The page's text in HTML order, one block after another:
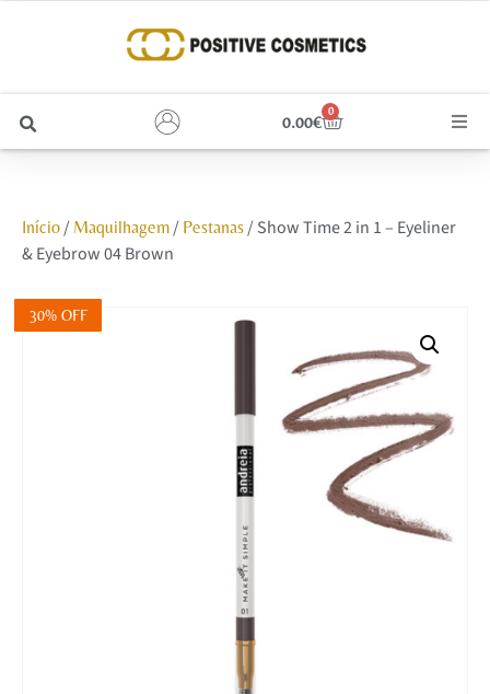
0.00€
0
Unhas
Início/ Maquilhagem/ Pestanas/ Show Time 2 in 1 – Eyeliner
& Eyebrow 04 Brown
30% OFF